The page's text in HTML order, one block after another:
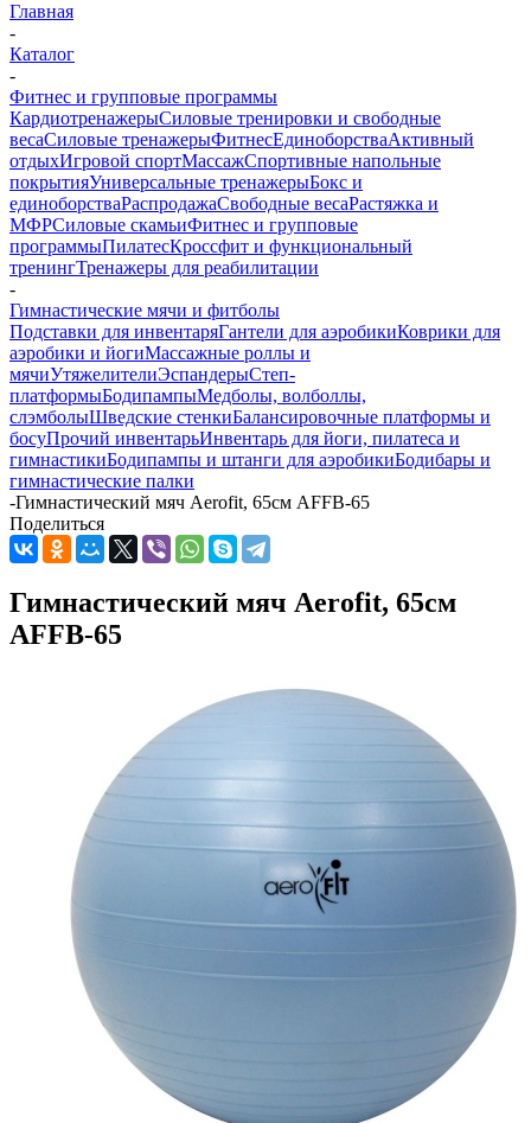
Главная
-
Каталог
-
Фитнес и групповые программы
КардиотренажерыСиловые тренировки и свободные
весаСиловые тренажерыФитнесЕдиноборстваАктивный
отдыхИгровой спортМассажСпортивные напольные
покрытияУниверсальные тренажерыБокс и
единоборстваРаспродажаСвободные весаРастяжка и
МФРСиловые скамьиФитнес и групповые
программыПилатесКроссфит и функциональный
тренингТренажеры для реабилитации
-
Гимнастические мячи и фитболы
Подставки для инвентаряГантели для аэробикиКоврики для
аэробики и йогиМассажные роллы и
мячиУтяжелителиЭспандерыСтеп-
платформыБодипампыМедболы, волболлы,
слэмболыШведские стенкиБалансировочные платформы и
босуПрочий инвентарьИнвентарь для йоги, пилатеса и
гимнастикиБодипампы и штанги для аэробикиБодибары и
гимнастические палки
-Гимнастический мяч Aerofit, 65см AFFB-65
Поделиться
Гимнастический мяч Aerofit, 65см
AFFB-65